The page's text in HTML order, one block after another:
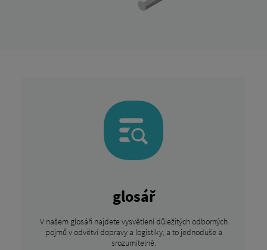
glosář
V našem glosáři najdete vysvětlení důležitých odborných
pojmů v odvětví dopravy a logistiky, a to jednoduše a
srozumitelně.